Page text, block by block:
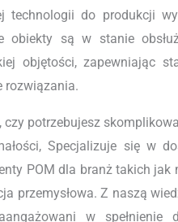
technologii do produkcji
obiekty są w stanie
objętości, zapewniając
rozwiązania.
czy potrzebujesz
Specjalizuje się w
POM dla branż takich jak
przemysłowa. Z naszą
w spełnienie